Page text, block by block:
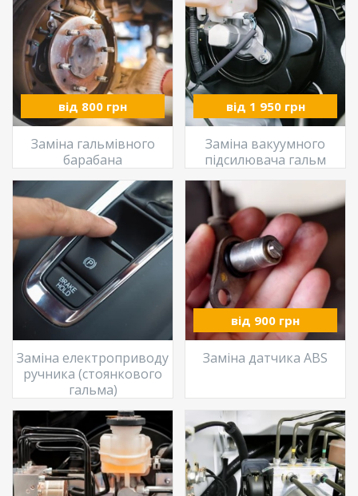
від 800 грн
Заміна гальмівного
барабана
від 1 950 грн
Заміна вакуумного
підсилювача гальм
Заміна електроприводу
ручника (стоянкового
гальма)
від 900 грн
Заміна датчика ABS